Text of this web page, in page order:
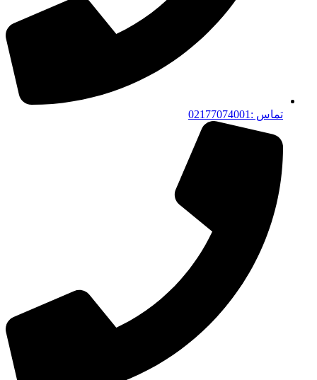
تماس :02177074001